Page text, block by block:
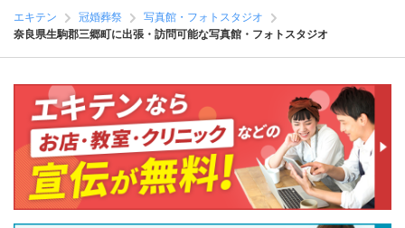
エキテン 冠婚葬祭
写真館・フォトスタジオ
奈良県生駒郡三郷町に出張・訪問可能な写真館・フォトスタジオ